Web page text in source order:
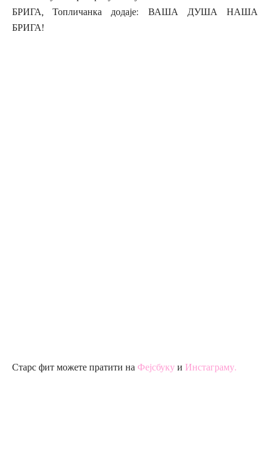
БРИГА, Топличанка додаје: ВАША ДУША НАША
БРИГА!
Старс фит можете пратити на Фејсбуку и Инстаграму.